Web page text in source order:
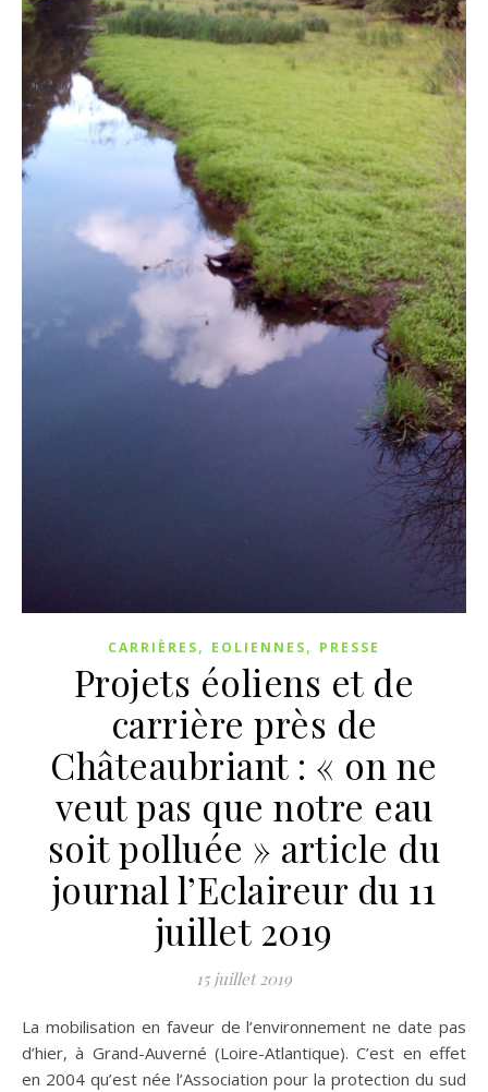
CARRIÈRES, EOLIENNES, PRESSE
Projets éoliens et de
carrière près de
Châteaubriant : « on ne
veut pas que notre eau
soit polluée » article du
journal l’Eclaireur du 11
juillet 2019
15 juillet 2019
La mobilisation en faveur de l’environnement ne date pas
d’hier, à Grand-Auverné (Loire-Atlantique). C’est en effet
en 2004 qu’est née l’Association pour la protection du sud